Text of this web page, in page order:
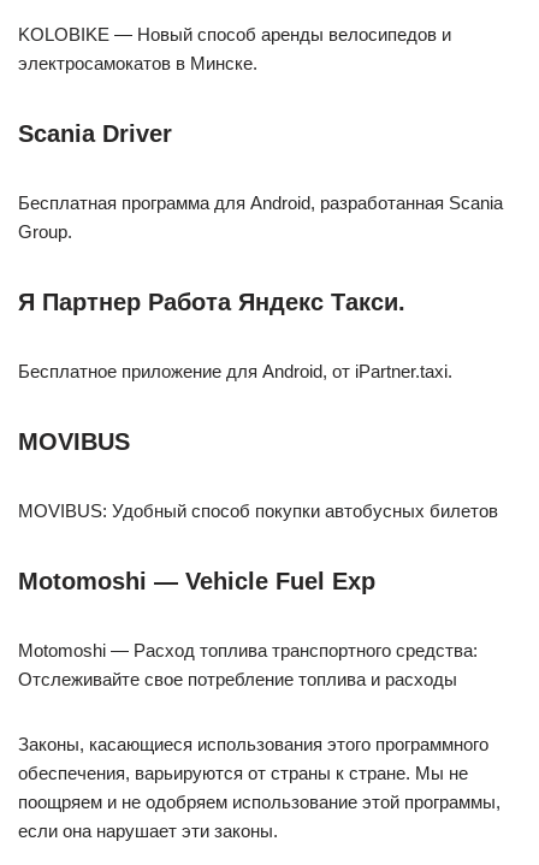
KOLOBIKE — Новый способ аренды велосипедов и
электросамокатов в Минске.
Scania Driver
Бесплатная программа для Android, разработанная Scania
Group.
Я Партнер Работа Яндекс Такси.
Бесплатное приложение для Android, от iPartner.taxi.
MOVIBUS
MOVIBUS: Удобный способ покупки автобусных билетов
Motomoshi — Vehicle Fuel Exp
Motomoshi — Расход топлива транспортного средства:
Отслеживайте свое потребление топлива и расходы
Законы, касающиеся использования этого программного
обеспечения, варьируются от страны к стране. Мы не
поощряем и не одобряем использование этой программы,
если она нарушает эти законы.